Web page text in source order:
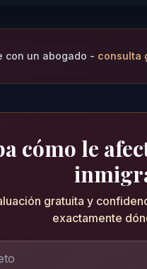
con un abogado - consulta
cómo le
gratuita y
exactamente